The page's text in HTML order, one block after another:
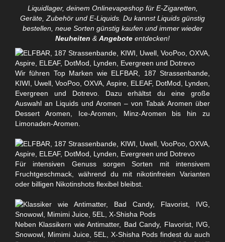
Liquidlager, deinem Onlinevapeshop für E-Zigaretten,
Geräte, Zubehör und E-Liquids. Du kannst Liquids günstig
bestellen, neue Sorten günstig kaufen und immer wieder
Neuheiten & Angebote entdecken!
Wir führen Top Marken wie ELFBAR, 187 Strassenbande,
KIWI, Uwell, VooPoo, OXVA, Aspire, ELEAF, DotMod, Lynden,
Evergreen und Dotrevo. Dazu erhältst du eine große
Auswahl an Liquids und Aromen – von Tabak Aromen über
Dessert Aromen, Ice-Aromen, Minz-Aromen bis hin zu
Limonaden-Aromen.
Für intensiven Genuss sorgen Sorten mit intensivem
Fruchtgeschmack, während du mit nikotinfreien Varianten
oder billigen Nikotinshots flexibel bleibst.
Neben Klassikern wie Antimatter, Bad Candy, Flavorist, IVG,
Snowowl, Mimimi Juice, 5EL, X-Shisha Pods findest du auch